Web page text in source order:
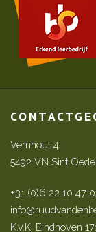
Vernhout 4
5492 VN Sint
+31 (0)6 22 10 47
K.v.K. Eindhoven